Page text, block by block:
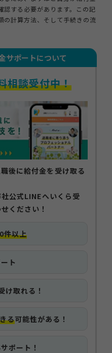
認する必要があります。この記
の計算方法、そして手続きの流
サポートについて
相談受付中！
後に給付金を受け取る
公式LINEへいくら受
ください！
件以上
ト
け取れる！
る可能性がある！
ポート！